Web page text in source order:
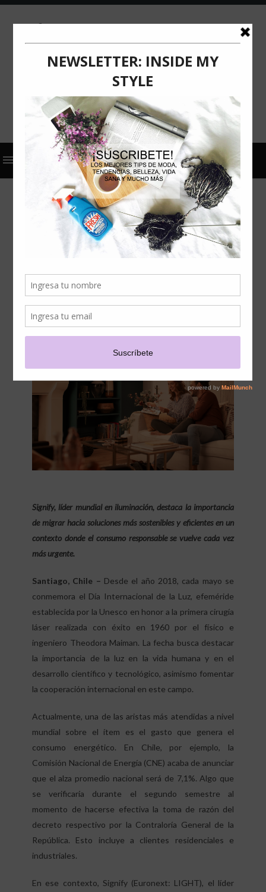
ACTUALIZACIÓN COMUNICADO DE PRENSA
SIGNIFY
BIENESTAR VISUAL Y
EFICIENCIA ENERGÉTICA:
LOS BENEFICIOS DE LA
ILUMINACIÓN LED
Signify, líder mundial en iluminación, destaca la importancia
de migrar hacia soluciones más sostenibles y eficientes en un
contexto donde el consumo responsable se vuelve cada vez
más urgente.
Santiago, Chile – Desde el año 2018, cada mayo se
conmemora el Día Internacional de la Luz, efeméride
establecida por la Unesco en honor a la primera cirugía
láser realizada con éxito en 1960 por el físico e
ingeniero Theodora Maiman. La fecha busca destacar
la importancia de la luz en la vida humana y en el
desarrollo científico y tecnológico, asimismo fomentar
la cooperación internacional en este campo.
Actualmente, una de las aristas más atendidas a nivel
mundial sobre el ítem es el gasto que genera el
consumo energético. En Chile, por ejemplo, la
Comisión Nacional de Energía (CNE) acaba de anunciar
que el alza promedio nacional será de 7,1%. Algo que
se verificaría durante el segundo semestre al
momento de hacerse efectiva la toma de razón del
decreto respectivo por la Contraloría General de la
República. Esto incluye a clientes residenciales e
industriales.
En ese contexto, Signify (Euronext: LIGHT), el líder